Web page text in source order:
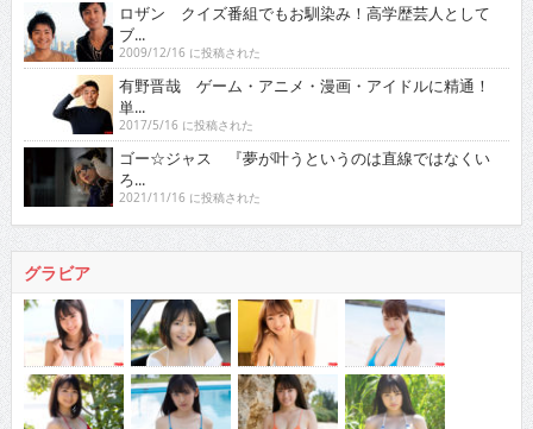
ロザン クイズ番組でもお馴染み！高学歴芸人として
ブ...
2009/12/16 に投稿された
有野晋哉 ゲーム・アニメ・漫画・アイドルに精通！
単...
2017/5/16 に投稿された
ゴー☆ジャス 『夢が叶うというのは直線ではなくい
ろ...
2021/11/16 に投稿された
グラビア